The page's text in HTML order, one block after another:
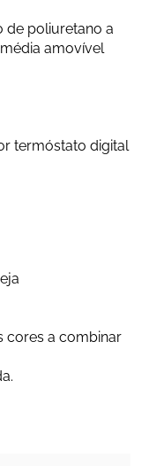
de poliuretano a
amovível
termóstato digital
cores a combinar